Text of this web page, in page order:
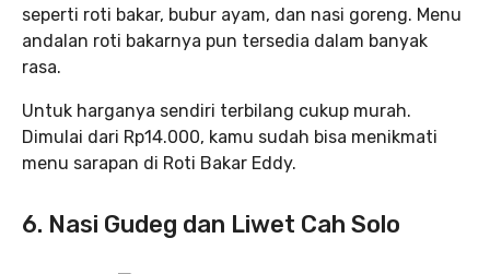
seperti roti bakar, bubur ayam, dan nasi goreng. Menu
andalan roti bakarnya pun tersedia dalam banyak
rasa.
Untuk harganya sendiri terbilang cukup murah.
Dimulai dari Rp14.000, kamu sudah bisa menikmati
menu sarapan di Roti Bakar Eddy.
6. Nasi Gudeg dan Liwet Cah Solo